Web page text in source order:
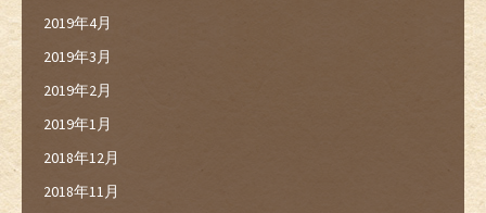
2019年4月
2019年3月
2019年2月
2019年1月
2018年12月
2018年11月